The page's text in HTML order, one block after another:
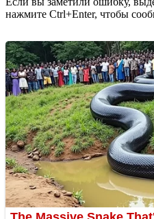
нажмите Ctrl+Enter, чтобы